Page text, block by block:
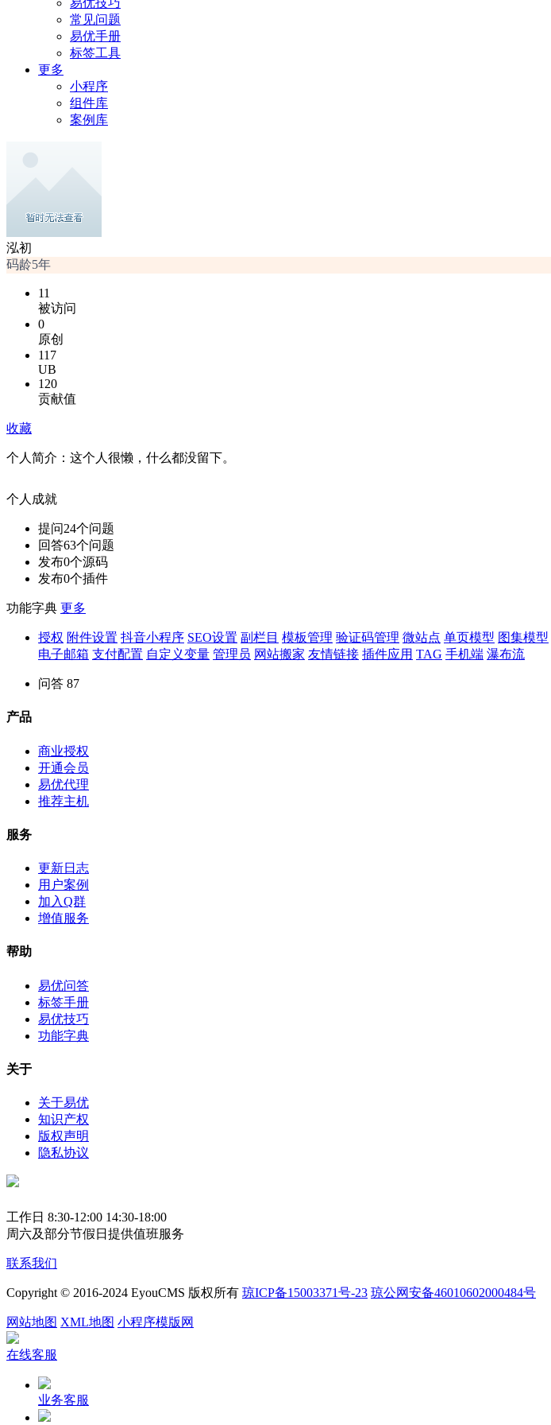
易优技巧
常见问题
易优手册
标签工具
更多
小程序
组件库
案例库
泓初
码龄5年
11
被访问
0
原创
117
UB
120
贡献值
收藏
个人简介： 这个人很懒，什么都没留下。
个人成就
提问24个问题
回答63个问题
发布0个源码
发布0个插件
功能字典 更多
授权 附件设置 抖音小程序 SEO设置 副栏目 模板管理 验证码管理 微站点 单页模型 图集模型
电子邮箱 支付配置 自定义变量 管理员 网站搬家 友情链接 插件应用 TAG 手机端 瀑布流
问答 87
产品
商业授权
开通会员
易优代理
推荐主机
服务
更新日志
用户案例
加入Q群
增值服务
帮助
易优问答
标签手册
易优技巧
功能字典
关于
关于易优
知识产权
版权声明
隐私协议
工作日 8:30-12:00 14:30-18:00
周六及部分节假日提供值班服务
联系我们
Copyright © 2016-2024 EyouCMS 版权所有 琼ICP备15003371号-23 琼公网安备46010602000484号
网站地图 XML地图 小程序模版网
在线客服
业务客服